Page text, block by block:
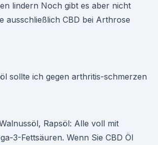
lindern Noch gibt es aber nicht
ausschließlich CBD bei Arthrose
Rapsöl: Alle voll mit
3-Fettsäuren. Wenn Sie CBD Öl